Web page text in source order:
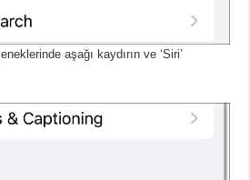
aşağı kaydırın ve ‘Siri’